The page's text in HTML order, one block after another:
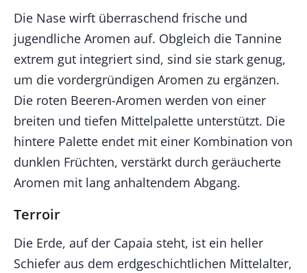
Die Nase wirft überraschend frische und
jugendliche Aromen auf. Obgleich die Tannine
extrem gut integriert sind, sind sie stark genug,
um die vordergründigen Aromen zu ergänzen.
Die roten Beeren-Aromen werden von einer
breiten und tiefen Mittelpalette unterstützt. Die
hintere Palette endet mit einer Kombination von
dunklen Früchten, verstärkt durch geräucherte
Aromen mit lang anhaltendem Abgang.
Terroir
Die Erde, auf der Capaia steht, ist ein heller
Schiefer aus dem erdgeschichtlichen Mittelalter,